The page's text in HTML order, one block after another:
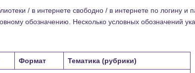
/ в интернете свободно / в интернете по логину и
обозначению. Несколько условных обозначений
Формат Тематика (рубрики)